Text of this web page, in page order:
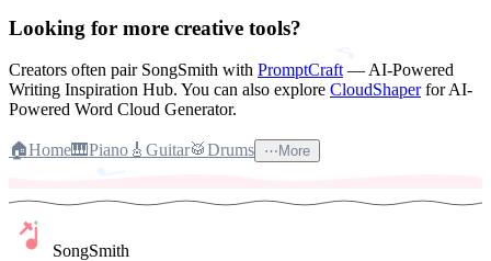
♩
♯
Looking for more creative tools?
Creators often pair SongSmith with PromptCraft — AI-Powered
Writing Inspiration Hub. You can also explore CloudShaperfor AI-
Powered Word Cloud Generator.
🏠Home🎹Piano 🎸 Guitar🥁Drums ⋯ More
SongSmith